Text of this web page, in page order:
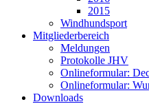
2015
Windhundsport
Mitgliederbereich
Meldungen
Protokolle JHV
Onlineformular:
Onlineformular:
Downloads